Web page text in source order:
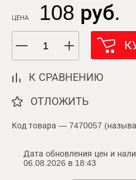
ЦЕНА 108 руб.
К СРАВНЕНИЮ
ОТЛОЖИТЬ
Код товара — 7470057
Дата обновления цен и
06.08.2026 в 18:43